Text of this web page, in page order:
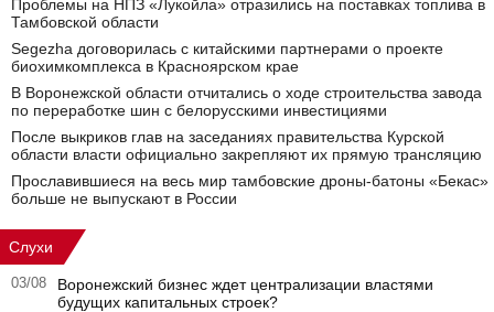
Проблемы на НПЗ «Лукойла» отразились на поставках топлива в
Тамбовской области
Segezha договорилась с китайскими партнерами о проекте
биохимкомплекса в Красноярском крае
В Воронежской области отчитались о ходе строительства завода
по переработке шин с белорусскими инвестициями
После выкриков глав на заседаниях правительства Курской
области власти официально закрепляют их прямую трансляцию
Прославившиеся на весь мир тамбовские дроны-батоны «Бекас»
больше не выпускают в России
Слухи
03/08
Воронежский бизнес ждет централизации властями
будущих капитальных строек?